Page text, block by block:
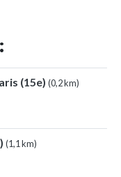
(15e) (0,2 km)
(1,1 km)